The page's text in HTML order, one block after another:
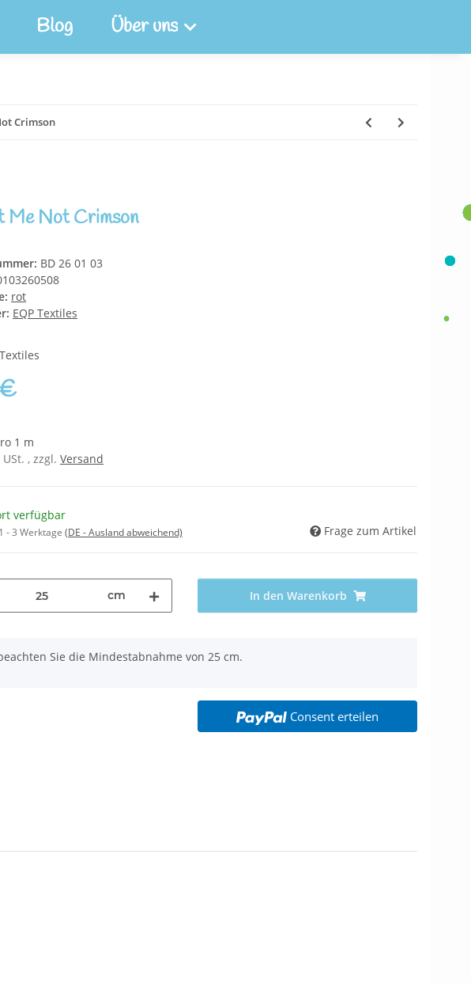
Blog Über uns
Crimson
Me Not Crimson
BD 26 01 03
rot
EQP Textiles
1 m
, zzgl. Versand
verfügbar
1 - 3 Werktage (DE - Ausland abweichend) Frage zum Artikel
cm In den Warenkorb
Sie die Mindestabnahme von 25 cm.
Consent erteilen